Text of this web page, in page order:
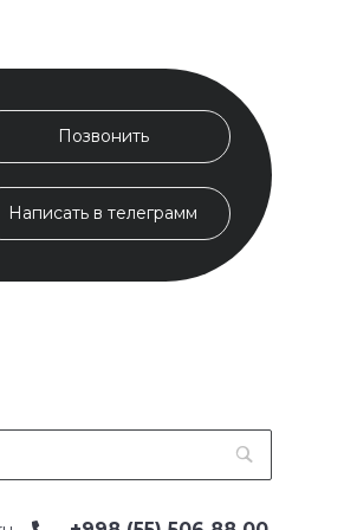
Позвонить
Написать в телеграмм